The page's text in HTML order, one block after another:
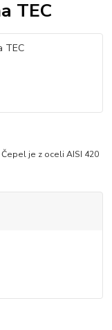
TEC
je z oceli AISI 420